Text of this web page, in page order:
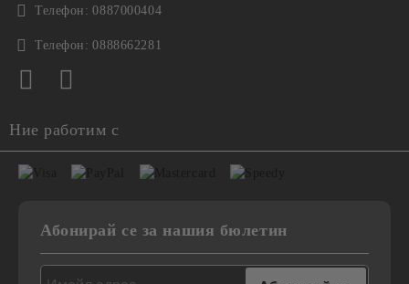
Телефон: 0887000404
Телефон: 0888662281
Ние работим с
Абонирай се за нашия бюлетин